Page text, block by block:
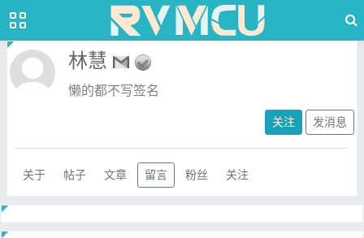
林慧
懒的都不写签名
关注 发消息
关于 帖子 文章 留言 粉丝 关注